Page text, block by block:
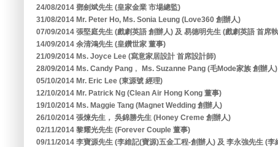
24/08/2014 鄧劍斌先生 (皇家金業 市場總監)
31/08/2014 Mr. Peter Ho, Ms. Sonia Leung (Love360 創辦人)
07/09/2014 張堅庭先生 (戲劇英語 創辦人) 及 易德明先生 (戲劇英語 首席
14/09/2014 余清鴻先生 (皇鑽世家 董事)
21/09/2014 Ms. Joyce Lee (寫意家居設計 首席設計師)
28/09/2014 Ms. Candy Pang﹐ Ms. Suzanne Pang (毛Mode家族 創辦人)
05/10/2014 Mr. Eric Lee (東源號 經理)
12/10/2014 Mr. Patrick Ng (Clean Air Hong Kong 董事)
19/10/2014 Ms. Maggie Tang (Magnet Wedding 創辦人)
26/10/2014 張煉先生， 吳錦勝先生 (Honey Creme 創辦人)
02/11/2014 黎耀光先生 (Forever Couple 董事)
09/11/2014 李寶源先生 (李維記(寶源)五金工程-創辦人) 及 李永強先生 (